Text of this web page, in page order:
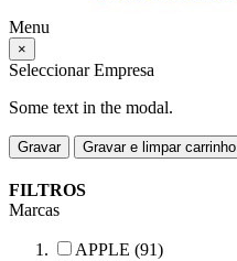
Menu
×
Seleccionar Empresa
Some text in the modal.
Gravar Gravar e limpar carrinho
FILTROS
Marcas
APPLE (91)